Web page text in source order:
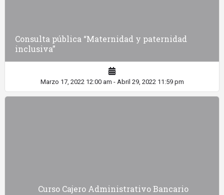
Consulta pública “Maternidad y paternidad
inclusiva”
Marzo 17, 2022 12:00 am - Abril 29, 2022 11:59 pm
Curso Cajero Administrativo Bancario